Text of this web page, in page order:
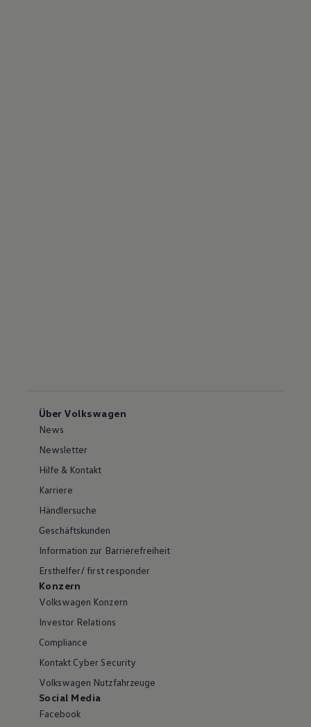
Über Volkswagen
News
Newsletter
Hilfe & Kontakt
Karriere
Händlersuche
Geschäftskunden
Information zur Barrierefreiheit
Ersthelfer/ first responder
Konzern
Volkswagen Konzern
Investor Relations
Compliance
Kontakt Cyber Security
Volkswagen Nutzfahrzeuge
Social Media
Facebook